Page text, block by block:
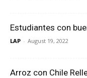
Estudiantes con
LAP - August 19, 2022
Arroz con Chile